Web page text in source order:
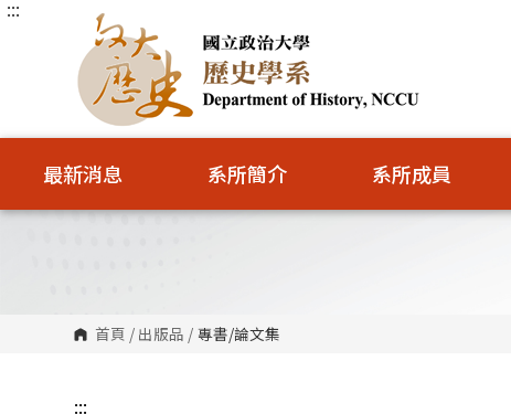
跳
塊
:::
最新消息 系所簡介 系所成員
首頁 / 出版品 / 專書/論文集
:::